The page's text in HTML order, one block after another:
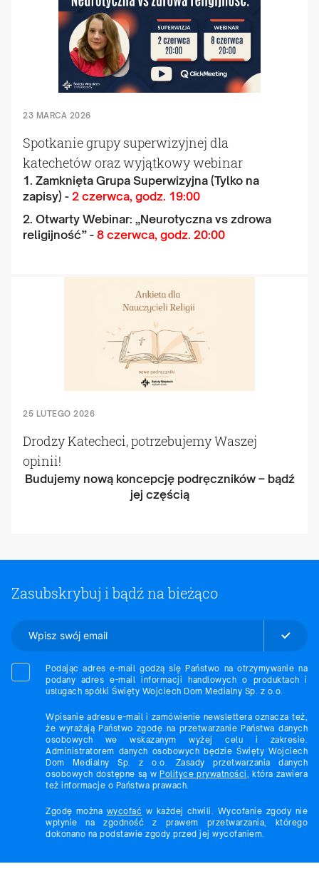
23 MARCA 2026
Spotkanie grupy superwizyjnej dla
katechetów oraz wyjątkowy webinar
1. Zamknięta Grupa Superwizyjna (Tylko na
zapisy) - 2 czerwca, godz. 19:00
2. Otwarty Webinar: „Neurotyczna vs zdrowa
religijność” - 8 czerwca, godz. 20:00
25 LUTEGO 2026
Drodzy Katecheci, potrzebujemy Waszej
opinii!
Budujemy nową koncepcję podręczników – bądź
jej częścią
Zasubskrybuj i bądź na bieżąco
Podając adres e-mail godzą się Państwo na otrzymywanie na
podany adres e-mail informacji handlowych o produktach i
usługach spółki Święty Wojciech Dom Medialny Sp. z o.o.
Wpisanie adresu e-mail i zamówienie newslettera oznacza też,
że wyrażają Państwo zgodę na przetwarzanie Państwa danych
osobowych we wskazanym wyżej celu i zakresie.
Administratorem danych osobowych będzie Święty Wojciech
Dom Medialny Sp. z o.o. Zasady przetwarzania danych
osobowych dostępne są w Polityce prywatności, która zawiera
też informacje o Państwa prawach.
Zgodę można wycofać w każdej chwili. Wycofanie zgody nie
wpłynie na zgodność z prawem przetwarzania, którego
dokonano na podstawie zgody przed jej wycofaniem.